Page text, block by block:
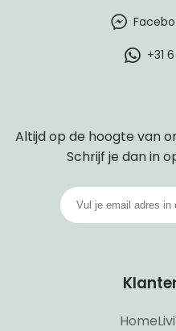
+31
Altijd op de hoogte van
Schrijf je dan in